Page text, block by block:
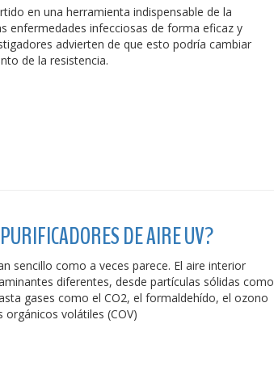
en una herramienta indispensable de la
enfermedades infecciosas de forma eficaz y
advierten de que esto podría cambiar
de la resistencia.
DE AIRE UV?
sencillo como a veces parece. El aire interior
diferentes, desde partículas sólidas como
gases como el CO2, el formaldehído, el ozono
volátiles (COV)